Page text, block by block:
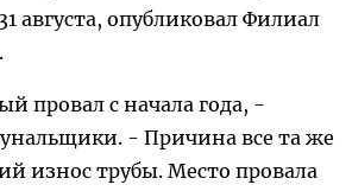
августа, опубликовал Филиал
провал с начала года, -
- Причина все та же
износ трубы. Место провала